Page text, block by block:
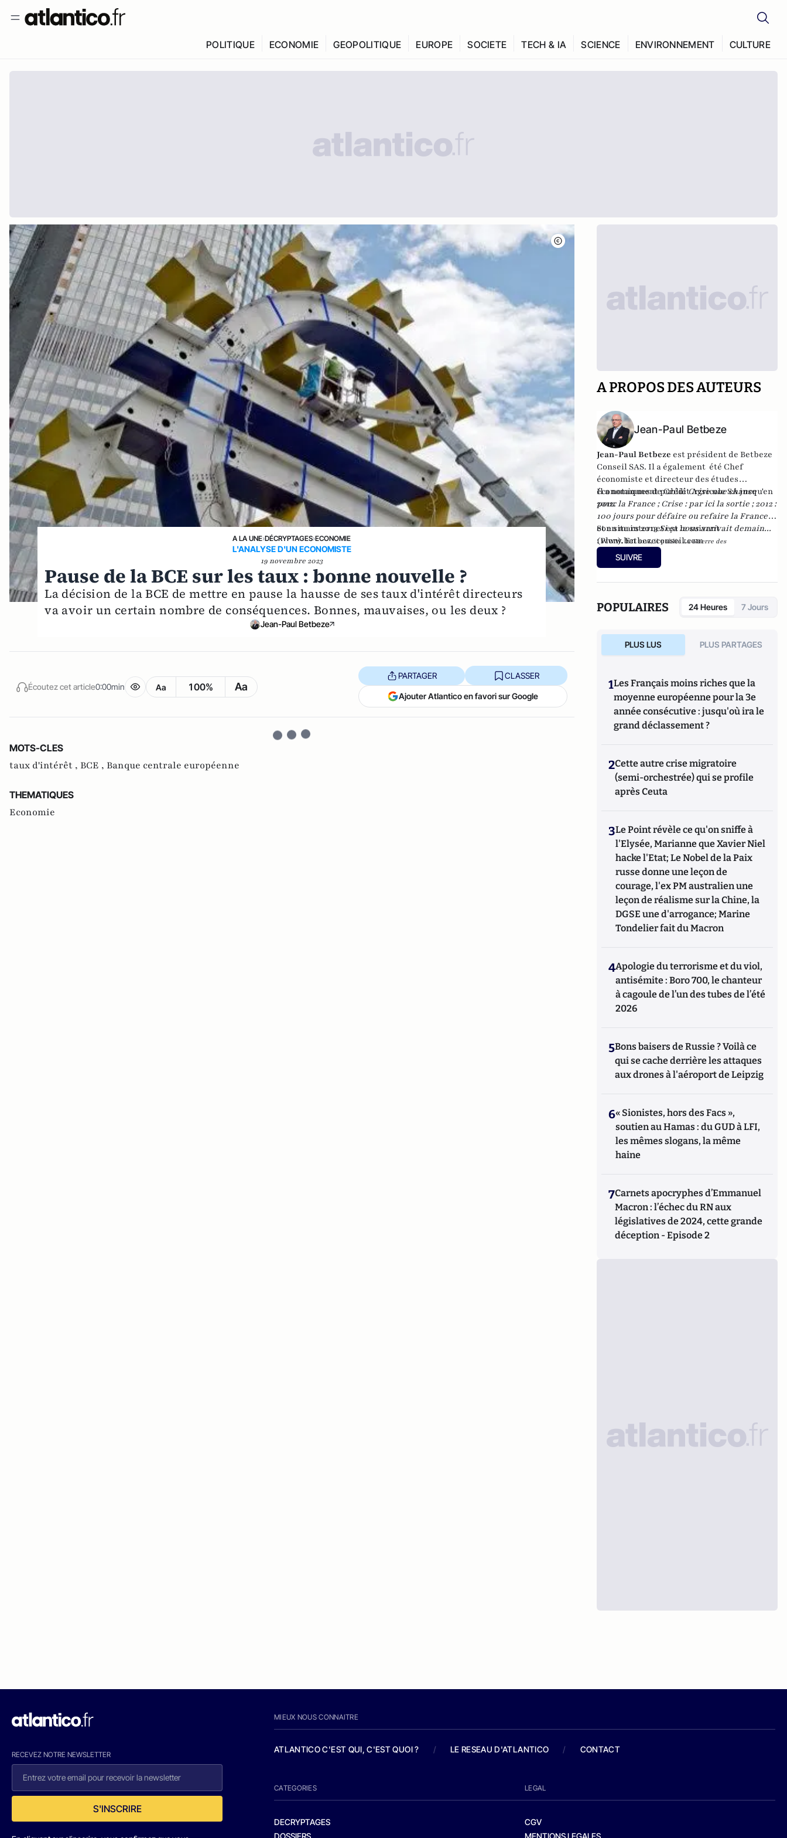
POLITIQUE ECONOMIE GEOPOLITIQUE EUROPE SOCIETE TECH & IA SCIENCE ENVIRONNEMENT CULTURE
A LA UNE›DÉCRYPTAGES›ECONOMIE
L'ANALYSE D'UN ECONOMISTE
19 novembre 2023
Pause de la BCE sur les taux : bonne nouvelle ?
La décision de la BCE de mettre en pause la hausse de ses taux d'intérêt directeurs
va avoir un certain nombre de conséquences. Bonnes, mauvaises, ou les deux ?
Jean-Paul Betbeze
Écoutez cet article0:00min Aa 100% Aa
PARTAGER CLASSER
Ajouter Atlantico en favori sur Google
MOTS-CLES
taux d'intérêt , BCE , Banque centrale européenne
THEMATIQUES
Economie
A PROPOS DES AUTEURS
Jean-Paul Betbeze
Jean-Paul Betbeze est président de Betbeze
Conseil SAS. Il a également été Chef
économiste et directeur des études
économiques de Crédit Agricole SA jusqu'en
2012.
Il a notamment publiéCrise une chance
pour la France ;Crise : par ici la sortie ;2012 :
100 jours pour défaire ou refaire la France,
et en mars 2013Si ça nous arrivait demain...
(Plon). En2016, il publieLa Guerre des
Mondialisations
France, ce malade imaginaire" chez le même
Son site internet est le suivant
:www.betbezeconseil.com
SUIVRE
POPULAIRES 24 Heures 7 Jours
PLUS LUS PLUS PARTAGES
1Les Français moins riches que la
moyenne européenne pour la 3e
année consécutive : jusqu'où ira le
grand déclassement ?
2Cette autre crise migratoire
(semi-orchestrée) qui se profile
après Ceuta
3Le Point révèle ce qu'on sniffe à
l'Elysée, Marianne que Xavier Niel
hacke l'Etat; Le Nobel de la Paix
russe donne une leçon de
courage, l'ex PM australien une
leçon de réalisme sur la Chine, la
DGSE une d'arrogance; Marine
Tondelier fait du Macron
4Apologie du terrorisme et du viol,
antisémite : Boro 700, le chanteur
à cagoule de l’un des tubes de l’été
2026
5Bons baisers de Russie ? Voilà ce
qui se cache derrière les attaques
aux drones à l'aéroport de Leipzig
6« Sionistes, hors des Facs »,
soutien au Hamas : du GUD à LFI,
les mêmes slogans, la même
haine
7Carnets apocryphes d’Emmanuel
Macron : l’échec du RN aux
législatives de 2024, cette grande
déception - Episode 2
RECEVEZ NOTRE NEWSLETTER
S'INSCRIRE
MIEUX NOUS CONNAITRE
ATLANTICO C'EST QUI, C'EST QUOI ? / LE RESEAU D'ATLANTICO / CONTACT
CATEGORIES
DECRYPTAGES
DOSSIERS
LEGAL
CGV
MENTIONS LEGALES